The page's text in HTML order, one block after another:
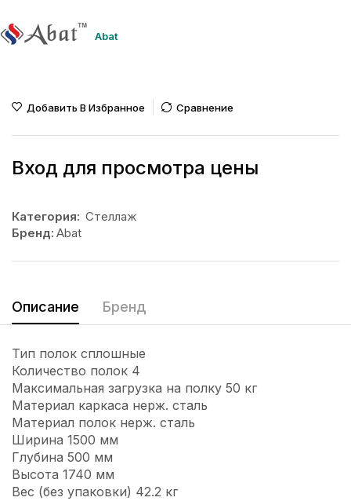
Abat
Добавить В Избранное Сравнение
Вход для просмотра цены
Категория: Стеллаж
Бренд: Abat
Описание Бренд
Тип полок сплошные
Количество полок 4
Максимальная загрузка на полку 50 кг
Материал каркаса нерж. сталь
Материал полок нерж. сталь
Ширина 1500 мм
Глубина 500 мм
Высота 1740 мм
Вес (без упаковки) 42.2 кг